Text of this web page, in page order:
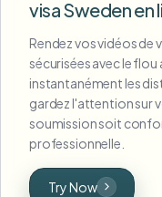
visa Sweden en
Rendez vos vidéos de
sécurisées avec le flou
instantanément les
gardez l'attention sur
soumission soit
professionnelle.
Try Now